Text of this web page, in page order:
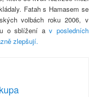
Fatah s Hamasem se
volbách roku 2006, v
o sblížení av posledních
zlepšují.